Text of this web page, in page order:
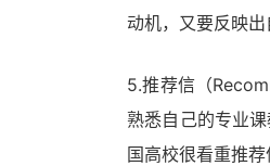
动机，又要反映出
5.推荐信（
熟悉自己的专业
国高校很看重推